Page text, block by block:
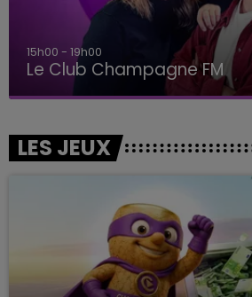
19h00 - 19h15
LA POP MACHINE -
LES JEUX